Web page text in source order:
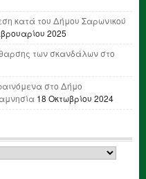
κατά του Δήμου Σαρωνικού
2025
των σκανδάλων στο
στο Δήμο
18 Οκτωβρίου 2024